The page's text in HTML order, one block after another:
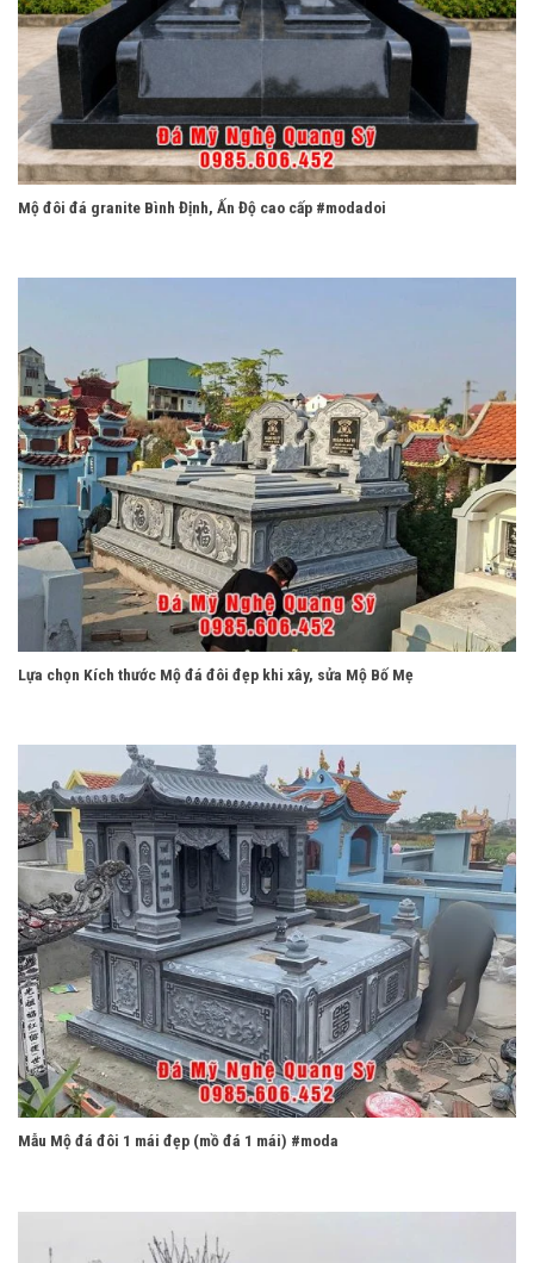
Mộ đôi đá granite Bình Định, Ấn Độ cao cấp #modadoi
Lựa chọn Kích thước Mộ đá đôi đẹp khi xây, sửa Mộ Bố Mẹ
Mẫu Mộ đá đôi 1 mái đẹp (mồ đá 1 mái) #moda